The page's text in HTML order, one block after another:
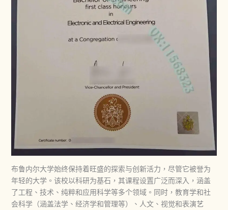
布鲁内尔大学始终保持着旺盛的探索与创新活力，尽管它被誉为
年轻的大学。该校以科研为基石，其课程设置广泛而深入，涵盖
了工程、技术、纯粹和应用科学等多个领域。同时，教育学和社
会科学（涵盖法学、经济学和管理等）、人文、视觉和表演艺